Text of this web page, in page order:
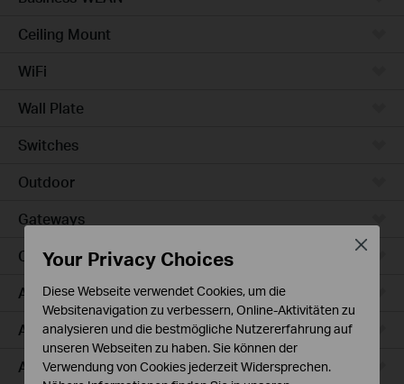
Ceiling Mount
WiFi
Wall Plate
Switches
Outdoor
Gateways
Campus
Access Max
Aggregation
Access Plus
Your Privacy Choices
Diese Webseite verwendet Cookies, um die
Websitenavigation zu verbessern, Online-Aktivitäten zu
analysieren und die bestmögliche Nutzererfahrung auf
unseren Webseiten zu haben. Sie können der
Verwendung von Cookies jederzeit Widersprechen.
Close